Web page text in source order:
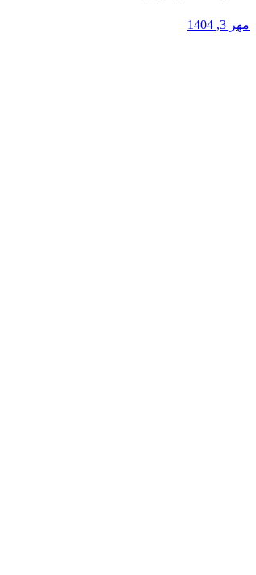
مهر 3, 1404